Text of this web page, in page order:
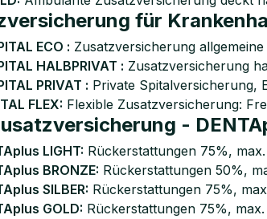
für
ECO : Zusatzversicherung
HALBPRIVAT : Zusatzversicherung
PRIVAT : Private Spitalversicherung,
FLEX: Flexible Zusatzversicherung:
-
LIGHT: Rückerstattungen 75%,
BRONZE: Rückerstattungen 50%,
SILBER: Rückerstattungen 75%,
GOLD: Rückerstattungen 75%,